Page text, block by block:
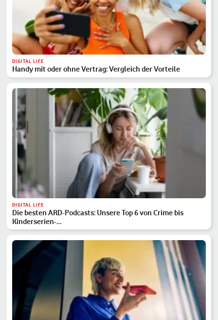
DIGITAL LIFE
Handy mit oder ohne Vertrag: Vergleich der Vorteile
DIGITAL LIFE
Die besten ARD-Podcasts: Unsere Top 6 von Crime bis
Kinderserien-…